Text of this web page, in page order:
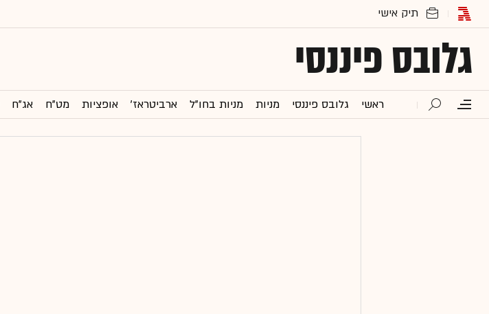
גלובס פיננסי
ראשי גלובס פיננסי מניות מניות בחו"ל ארביטראז' אופציות מט"ח אג"ח